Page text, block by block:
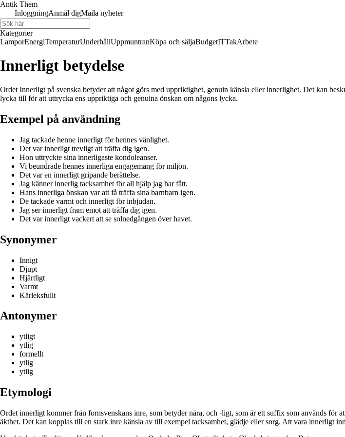
Antik Them
InloggningAnmäl digMaila nyheter
Kategorier
LamporEnergiTemperaturUnderhållUppmuntranKöpa och säljaBudgetITTakArbete
Innerligt betydelse
Ordet Innerligt på svenska betyder att något görs med uppriktighet, genuin känsla eller innerlighet. Det kan
lycka till för att uttrycka ens uppriktiga och genuina önskan om någons lycka.
Exempel på användning
Jag tackade henne innerligt för hennes vänlighet.
Det var innerligt trevligt att träffa dig igen.
Hon uttryckte sina innerligaste kondoleanser.
Vi beundrade hennes innerliga engagemang för miljön.
Det var en innerligt gripande berättelse.
Jag känner innerlig tacksamhet för all hjälp jag har fått.
Hans innerliga önskan var att få träffa sina barnbarn igen.
De tackade varmt och innerligt för inbjudan.
Jag ser innerligt fram emot att träffa dig igen.
Det var innerligt vackert att se solnedgången över havet.
Synonymer
Innigt
Djupt
Hjärtligt
Varmt
Kärleksfullt
Antonymer
ytligt
ytlig
formellt
ytlig
ytlig
Etymologi
Ordet innerligt kommer från fornsvenskans inre, som betyder nära, och -ligt, som är ett suffix som används
äkthet. Det kan kopplas till en stark inre känsla av till exempel tacksamhet, glädje eller sorg. Att vara innerligt